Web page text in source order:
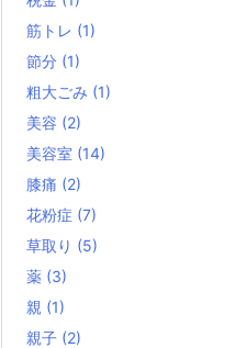
筋トレ (1)
節分 (1)
粗大ごみ (1)
美容 (2)
美容室 (14)
膝痛 (2)
花粉症 (7)
草取り (5)
薬 (3)
親 (1)
親子 (2)